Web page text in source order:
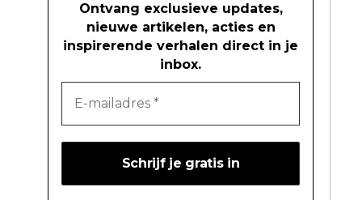
Ontvang exclusieve updates,
nieuwe artikelen, acties en
inspirerende verhalen direct in je
inbox.